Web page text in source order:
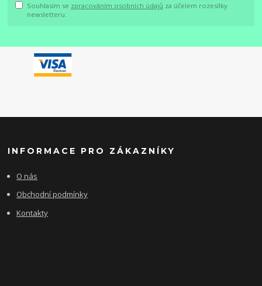
Souhlasím se zpracováním osobních údajů za účelem rozesílky
newsletteru.
INFORMACE PRO ZÁKAZNÍKY
O nás
Obchodní podmínky
Kontakty